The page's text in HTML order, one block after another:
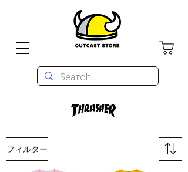
フィルター